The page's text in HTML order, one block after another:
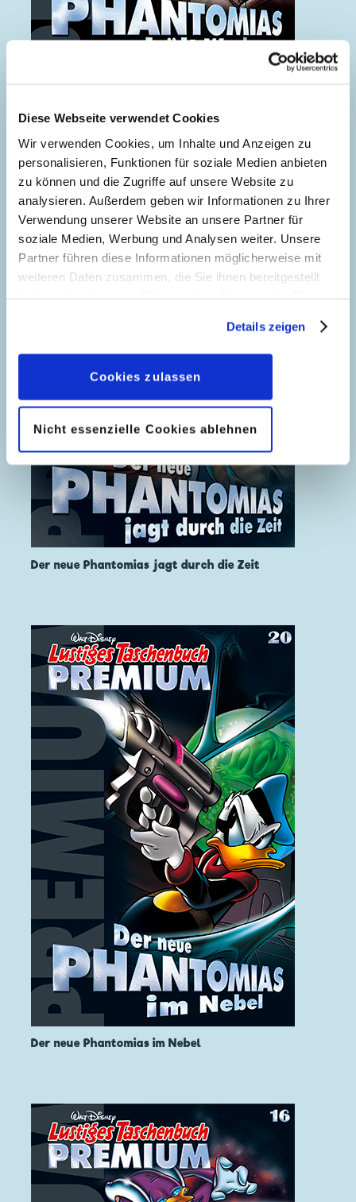
Diese Webseite verwendet Cookies
Wir verwenden Cookies, um Inhalte und Anzeigen zu
personalisieren, Funktionen für soziale Medien anbieten
zu können und die Zugriffe auf unsere Website zu
analysieren. Außerdem geben wir Informationen zu Ihrer
Verwendung unserer Website an unsere Partner für
soziale Medien, Werbung und Analysen weiter. Unsere
Partner führen diese Informationen möglicherweise mit
weiteren Daten zusammen, die Sie ihnen bereitgestellt
geben, können Sie diese jederzeit in der
Datenschutzerklärungwieder widerrufen.
Details zeigen
Cookies zulassen
Nicht essenzielle Cookies ablehnen
Der neue Phantomias jagt durch die Zeit
Der neue Phantomias im Nebel